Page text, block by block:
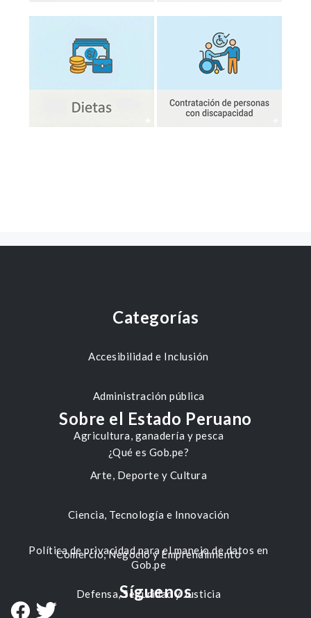
Categorías
Accesibilidad e Inclusión
Administración pública
Agricultura, ganadería y pesca
Arte, Deporte y Cultura
Ciencia, Tecnología e Innovación
Comercio, Negocio y Emprendimiento
Defensa, Seguridad y Justicia
Sobre el Estado Peruano
¿Qué es Gob.pe?
Política de privacidad para el manejo de datos en
Gob.pe
Síguenos